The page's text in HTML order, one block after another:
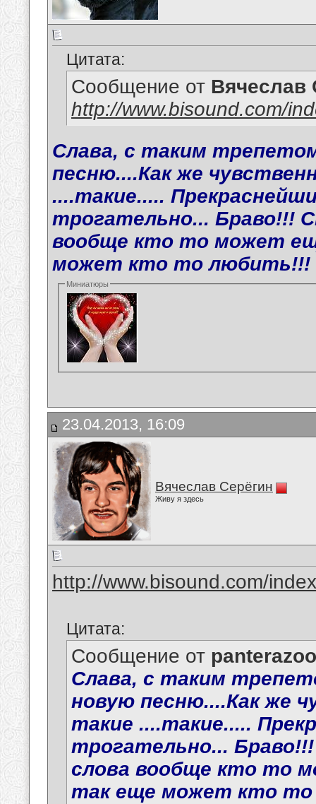
Цитата:
Сообщение от Вячеслав
http://www.bisound.com/
Слава, с таким
песню....Как же
....такие.....
трогательно... Браво!!!
вообще кто то может
может кто то любить!!!
Миниатюры
23.04.2013, 16:09
Вячеслав Серёгин
Живу я здесь
http://www.bisound.com/
Цитата:
Сообщение от
Слава, с таким
новую песню....Как же
такие ....такие.....
трогательно...
слова вообще кто то
так еще может кто